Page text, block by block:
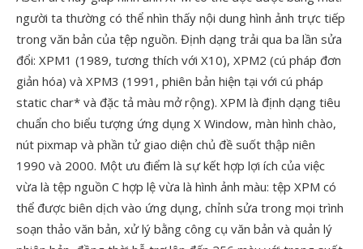
người ta thường có thể nhìn thấy nội dung hình ảnh trực tiếp
trong văn bản của tệp nguồn. Định dạng trải qua ba lần sửa
đổi: XPM1 (1989, tương thích với X10), XPM2 (cú pháp đơn
giản hóa) và XPM3 (1991, phiên bản hiện tại với cú pháp
static char* và đặc tả màu mở rộng). XPM là định dạng tiêu
chuẩn cho biểu tượng ứng dụng X Window, màn hình chào,
nút pixmap và phần tử giao diện chủ đề suốt thập niên
1990 và 2000. Một ưu điểm là sự kết hợp lợi ích của việc
vừa là tệp nguồn C hợp lệ vừa là hình ảnh màu: tệp XPM có
thể được biên dịch vào ứng dụng, chỉnh sửa trong mọi trình
soạn thảo văn bản, xử lý bằng công cụ văn bản và quản lý